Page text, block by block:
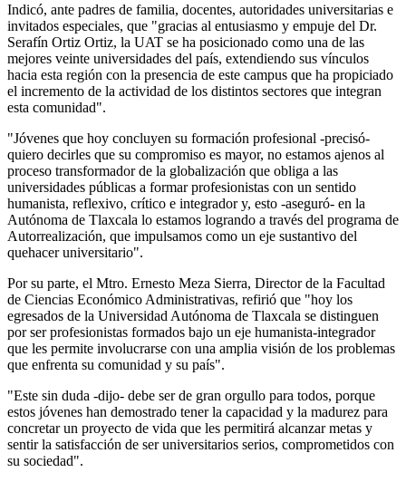
Indicó, ante padres de familia, docentes, autoridades universitarias e
invitados especiales, que "gracias al entusiasmo y empuje del Dr.
Serafín Ortiz Ortiz, la UAT se ha posicionado como una de las
mejores veinte universidades del país, extendiendo sus vínculos
hacia esta región con la presencia de este campus que ha propiciado
el incremento de la actividad de los distintos sectores que integran
esta comunidad".
"Jóvenes que hoy concluyen su formación profesional -precisó-
quiero decirles que su compromiso es mayor, no estamos ajenos al
proceso transformador de la globalización que obliga a las
universidades públicas a formar profesionistas con un sentido
humanista, reflexivo, crítico e integrador y, esto -aseguró- en la
Autónoma de Tlaxcala lo estamos logrando a través del programa de
Autorrealización, que impulsamos como un eje sustantivo del
quehacer universitario".
Por su parte, el Mtro. Ernesto Meza Sierra, Director de la Facultad
de Ciencias Económico Administrativas, refirió que "hoy los
egresados de la Universidad Autónoma de Tlaxcala se distinguen
por ser profesionistas formados bajo un eje humanista-integrador
que les permite involucrarse con una amplia visión de los problemas
que enfrenta su comunidad y su país".
"Este sin duda -dijo- debe ser de gran orgullo para todos, porque
estos jóvenes han demostrado tener la capacidad y la madurez para
concretar un proyecto de vida que les permitirá alcanzar metas y
sentir la satisfacción de ser universitarios serios, comprometidos con
su sociedad".